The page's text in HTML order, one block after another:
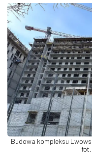
Budowa kompleksu